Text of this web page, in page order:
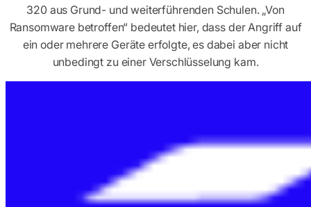
320 aus Grund- und weiterführenden Schulen. „Von
Ransomware betroffen“ bedeutet hier, dass der Angriff auf
ein oder mehrere Geräte erfolgte, es dabei aber nicht
unbedingt zu einer Verschlüsselung kam.